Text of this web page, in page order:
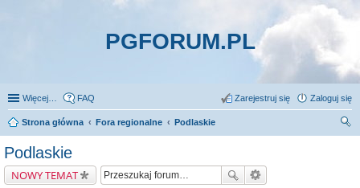
PGFORUM.PL
Więcej… FAQ Zaloguj się
Zarejestruj się
Strona główna Fora regionalne
Podlaskie
Podlaskie
NOWY TEMAT